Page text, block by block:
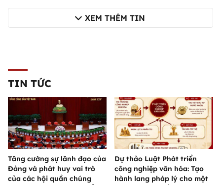
XEM THÊM TIN
TIN TỨC
Tăng cường sự lãnh đạo của
Đảng và phát huy vai trò
của các hội quần chúng
Dự thảo Luật Phát triển
công nghiệp văn hóa: Tạo
hành lang pháp lý cho một